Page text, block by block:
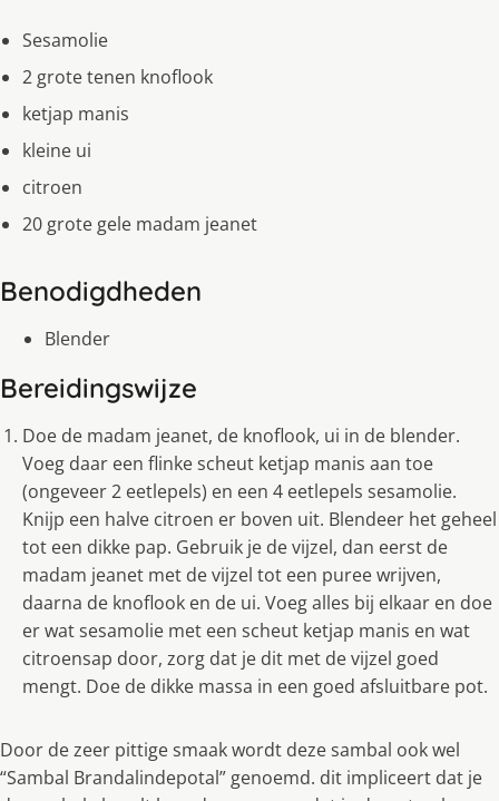
Sesamolie
2 grote tenen knoflook
ketjap manis
kleine ui
citroen
20 grote gele madam jeanet
Benodigdheden
Blender
Bereidingswijze
Doe de madam jeanet, de knoflook, ui in de blender.
Voeg daar een flinke scheut ketjap manis aan toe
(ongeveer 2 eetlepels) en een 4 eetlepels sesamolie.
Knijp een halve citroen er boven uit. Blendeer het geheel
tot een dikke pap. Gebruik je de vijzel, dan eerst de
madam jeanet met de vijzel tot een puree wrijven,
daarna de knoflook en de ui. Voeg alles bij elkaar en doe
er wat sesamolie met een scheut ketjap manis en wat
citroensap door, zorg dat je dit met de vijzel goed
mengt. Doe de dikke massa in een goed afsluitbare pot.
Door de zeer pittige smaak wordt deze sambal ook wel
“Sambal Brandalindepotal” genoemd. dit impliceert dat je